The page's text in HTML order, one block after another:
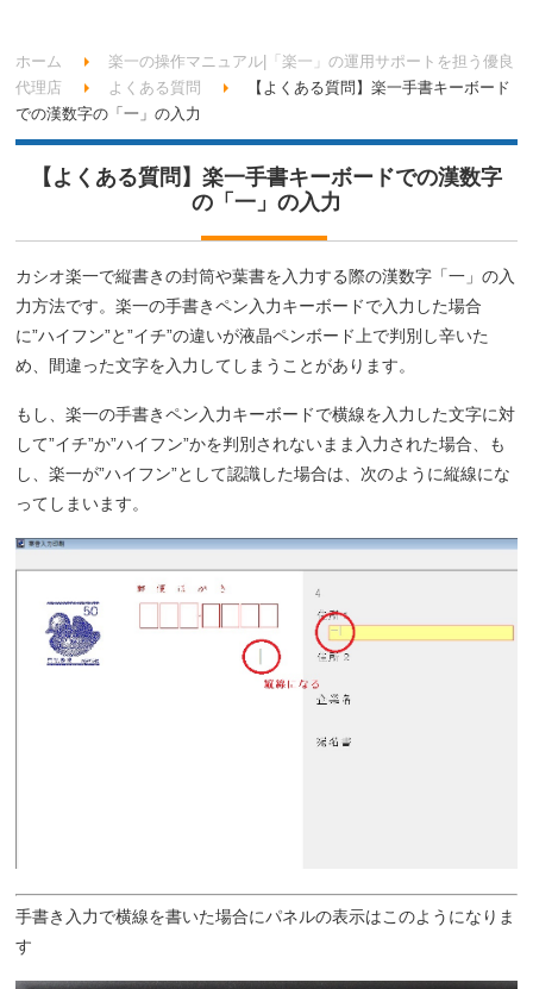
ホーム
楽一の操作マニュアル|「楽一」の運用サポートを担う優良
代理店
よくある質問
【よくある質問】楽一手書キーボード
での漢数字の「一」の入力
【よくある質問】楽一手書キーボードでの漢数字
の「一」の入力
カシオ楽一で縦書きの封筒や葉書を入力する際の漢数字「一」の入
力方法です。楽一の手書きペン入力キーボードで入力した場合
に”ハイフン”と”イチ”の違いが液晶ペンボード上で判別し辛いた
め、間違った文字を入力してしまうことがあります。
もし、楽一の手書きペン入力キーボードで横線を入力した文字に対
して”イチ”か”ハイフン”かを判別されないまま入力された場合、も
し、楽一が”ハイフン”として認識した場合は、次のように縦線にな
ってしまいます。
手書き入力で横線を書いた場合にパネルの表示はこのようになりま
す